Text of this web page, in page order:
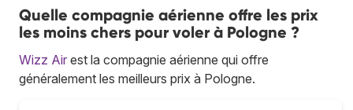
Quelle compagnie aérienne offre les prix
les moins chers pour voler à Pologne ?
Wizz Air est la compagnie aérienne qui offre
généralement les meilleurs prix à Pologne.